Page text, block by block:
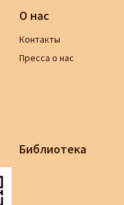
О нас
Контакты
Пресса о нас
Библиотека